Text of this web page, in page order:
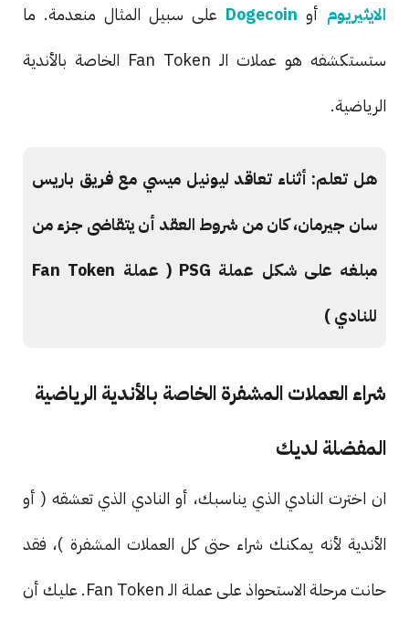
الايثيريوم أو Dogecoin على سبيل المثال منعدمة. ما
ستستكشفه هو عملات الـ Fan Token الخاصة بالأندية
الرياضية.
هل تعلم: أثناء تعاقد ليونيل ميسي مع فريق باريس
سان جيرمان، كان من شروط العقد أن يتقاضى جزء من
مبلغه على شكل عملة PSG ( عملة Fan Token
للنادي )
شراء العملات المشفرة الخاصة بالأندية الرياضية
المفضلة لديك
ان اخترت النادي الذي يناسبك، أو النادي الذي تعشقه ( أو
الأندية لأنه يمكنك شراء حتى كل العملات المشفرة )، فقد
حانت مرحلة الاستحواذ على عملة الـ Fan Token. عليك أن